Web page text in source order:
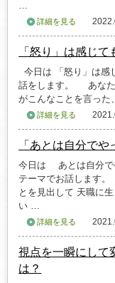
…
詳細を見る
「怒り」は感じ
今日は 「怒り」は感
話をします。 あなた
がこんなことを言っ
詳細を見る
「あとは自分で
今日は あとは自分
テーマでお話します
とを見出して 天職に
い …
詳細を見る
視点を一瞬にして
は？